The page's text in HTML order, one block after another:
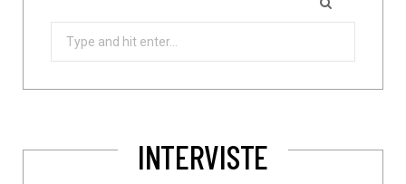
Search
INTERVISTE